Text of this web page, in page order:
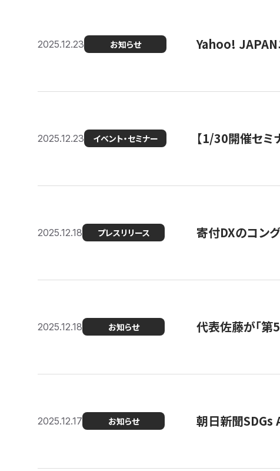
2025.12.23 お知らせ Yahoo! JAPAN
2025.12.23 イベント・セミナー 【1/30開催セミ
2025.12.18 プレスリリース 寄付DXのコン
2025.12.18 お知らせ 代表佐藤が「第
2025.12.17 お知らせ 朝日新聞SDGs